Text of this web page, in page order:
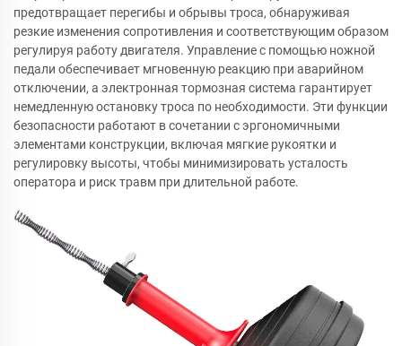
предотвращает перегибы и обрывы троса, обнаруживая
резкие изменения сопротивления и соответствующим образом
регулируя работу двигателя. Управление с помощью ножной
педали обеспечивает мгновенную реакцию при аварийном
отключении, а электронная тормозная система гарантирует
немедленную остановку троса по необходимости. Эти функции
безопасности работают в сочетании с эргономичными
элементами конструкции, включая мягкие рукоятки и
регулировку высоты, чтобы минимизировать усталость
оператора и риск травм при длительной работе.